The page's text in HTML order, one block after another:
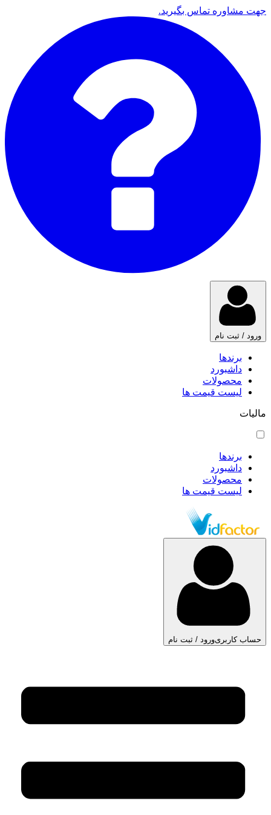
جهت مشاوره تماس بگیرید.
ورود / ثبت نام
برندها
داشبورد
محصولات
لیست قیمت ها
مالیات
برندها
داشبورد
محصولات
لیست قیمت ها
حساب کاربریورود / ثبت نام